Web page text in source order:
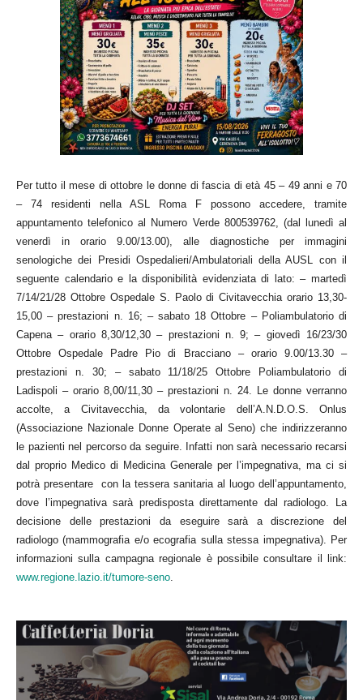
Per tutto il mese di ottobre le donne di fascia di età 45 – 49 anni e 70
– 74 residenti nella ASL Roma F possono accedere, tramite
appuntamento telefonico al Numero Verde 800539762, (dal lunedì al
venerdì in orario 9.00/13.00), alle diagnostiche per immagini
senologiche dei Presidi Ospedalieri/Ambulatoriali della AUSL con il
seguente calendario e la disponibilità evidenziata di lato: – martedì
7/14/21/28 Ottobre Ospedale S. Paolo di Civitavecchia orario 13,30-
15,00 – prestazioni n. 16; – sabato 18 Ottobre – Poliambulatorio di
Capena – orario 8,30/12,30 – prestazioni n. 9; – giovedì 16/23/30
Ottobre Ospedale Padre Pio di Bracciano – orario 9.00/13.30 –
prestazioni n. 30; – sabato 11/18/25 Ottobre Poliambulatorio di
Ladispoli – orario 8,00/11,30 – prestazioni n. 24. Le donne verranno
accolte, a Civitavecchia, da volontarie dell’A.N.D.O.S. Onlus
(Associazione Nazionale Donne Operate al Seno) che indirizzeranno
le pazienti nel percorso da seguire. Infatti non sarà necessario recarsi
dal proprio Medico di Medicina Generale per l’impegnativa, ma ci si
potrà presentare con la tessera sanitaria al luogo dell’appuntamento,
dove l’impegnativa sarà predisposta direttamente dal radiologo. La
decisione delle prestazioni da eseguire sarà a discrezione del
radiologo (mammografia e/o ecografia sulla stessa impegnativa). Per
informazioni sulla campagna regionale è possibile consultare il link:
www.regione.lazio.it/tumore-seno.